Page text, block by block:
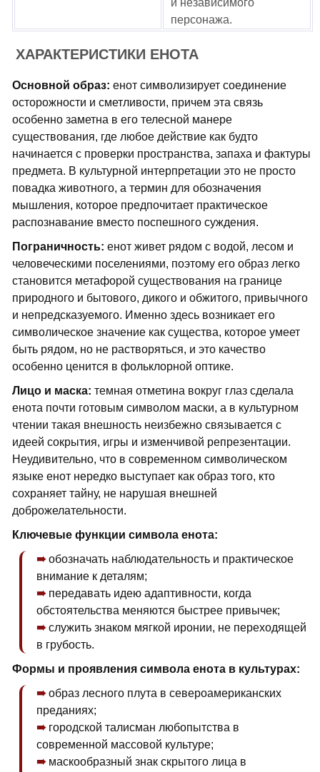
и независимого
персонажа.
ХАРАКТЕРИСТИКИ ЕНОТА
Основной образ: енот символизирует соединение
осторожности и сметливости, причем эта связь
особенно заметна в его телесной манере
существования, где любое действие как будто
начинается с проверки пространства, запаха и фактуры
предмета. В культурной интерпретации это не просто
повадка животного, а термин для обозначения
мышления, которое предпочитает практическое
распознавание вместо поспешного суждения.
Пограничность: енот живет рядом с водой, лесом и
человеческими поселениями, поэтому его образ легко
становится метафорой существования на границе
природного и бытового, дикого и обжитого, привычного
и непредсказуемого. Именно здесь возникает его
символическое значение как существа, которое умеет
быть рядом, но не растворяться, и это качество
особенно ценится в фольклорной оптике.
Лицо и маска: темная отметина вокруг глаз сделала
енота почти готовым символом маски, а в культурном
чтении такая внешность неизбежно связывается с
идеей сокрытия, игры и изменчивой репрезентации.
Неудивительно, что в современном символическом
языке енот нередко выступает как образ того, кто
сохраняет тайну, не нарушая внешней
доброжелательности.
Ключевые функции символа енота:
обозначать наблюдательность и практическое
внимание к деталям;
передавать идею адаптивности, когда
обстоятельства меняются быстрее привычек;
служить знаком мягкой иронии, не переходящей
в грубость.
Формы и проявления символа енота в культурах:
образ лесного плута в североамериканских
преданиях;
городской талисман любопытства в
современной массовой культуре;
маскообразный знак скрытого лица в